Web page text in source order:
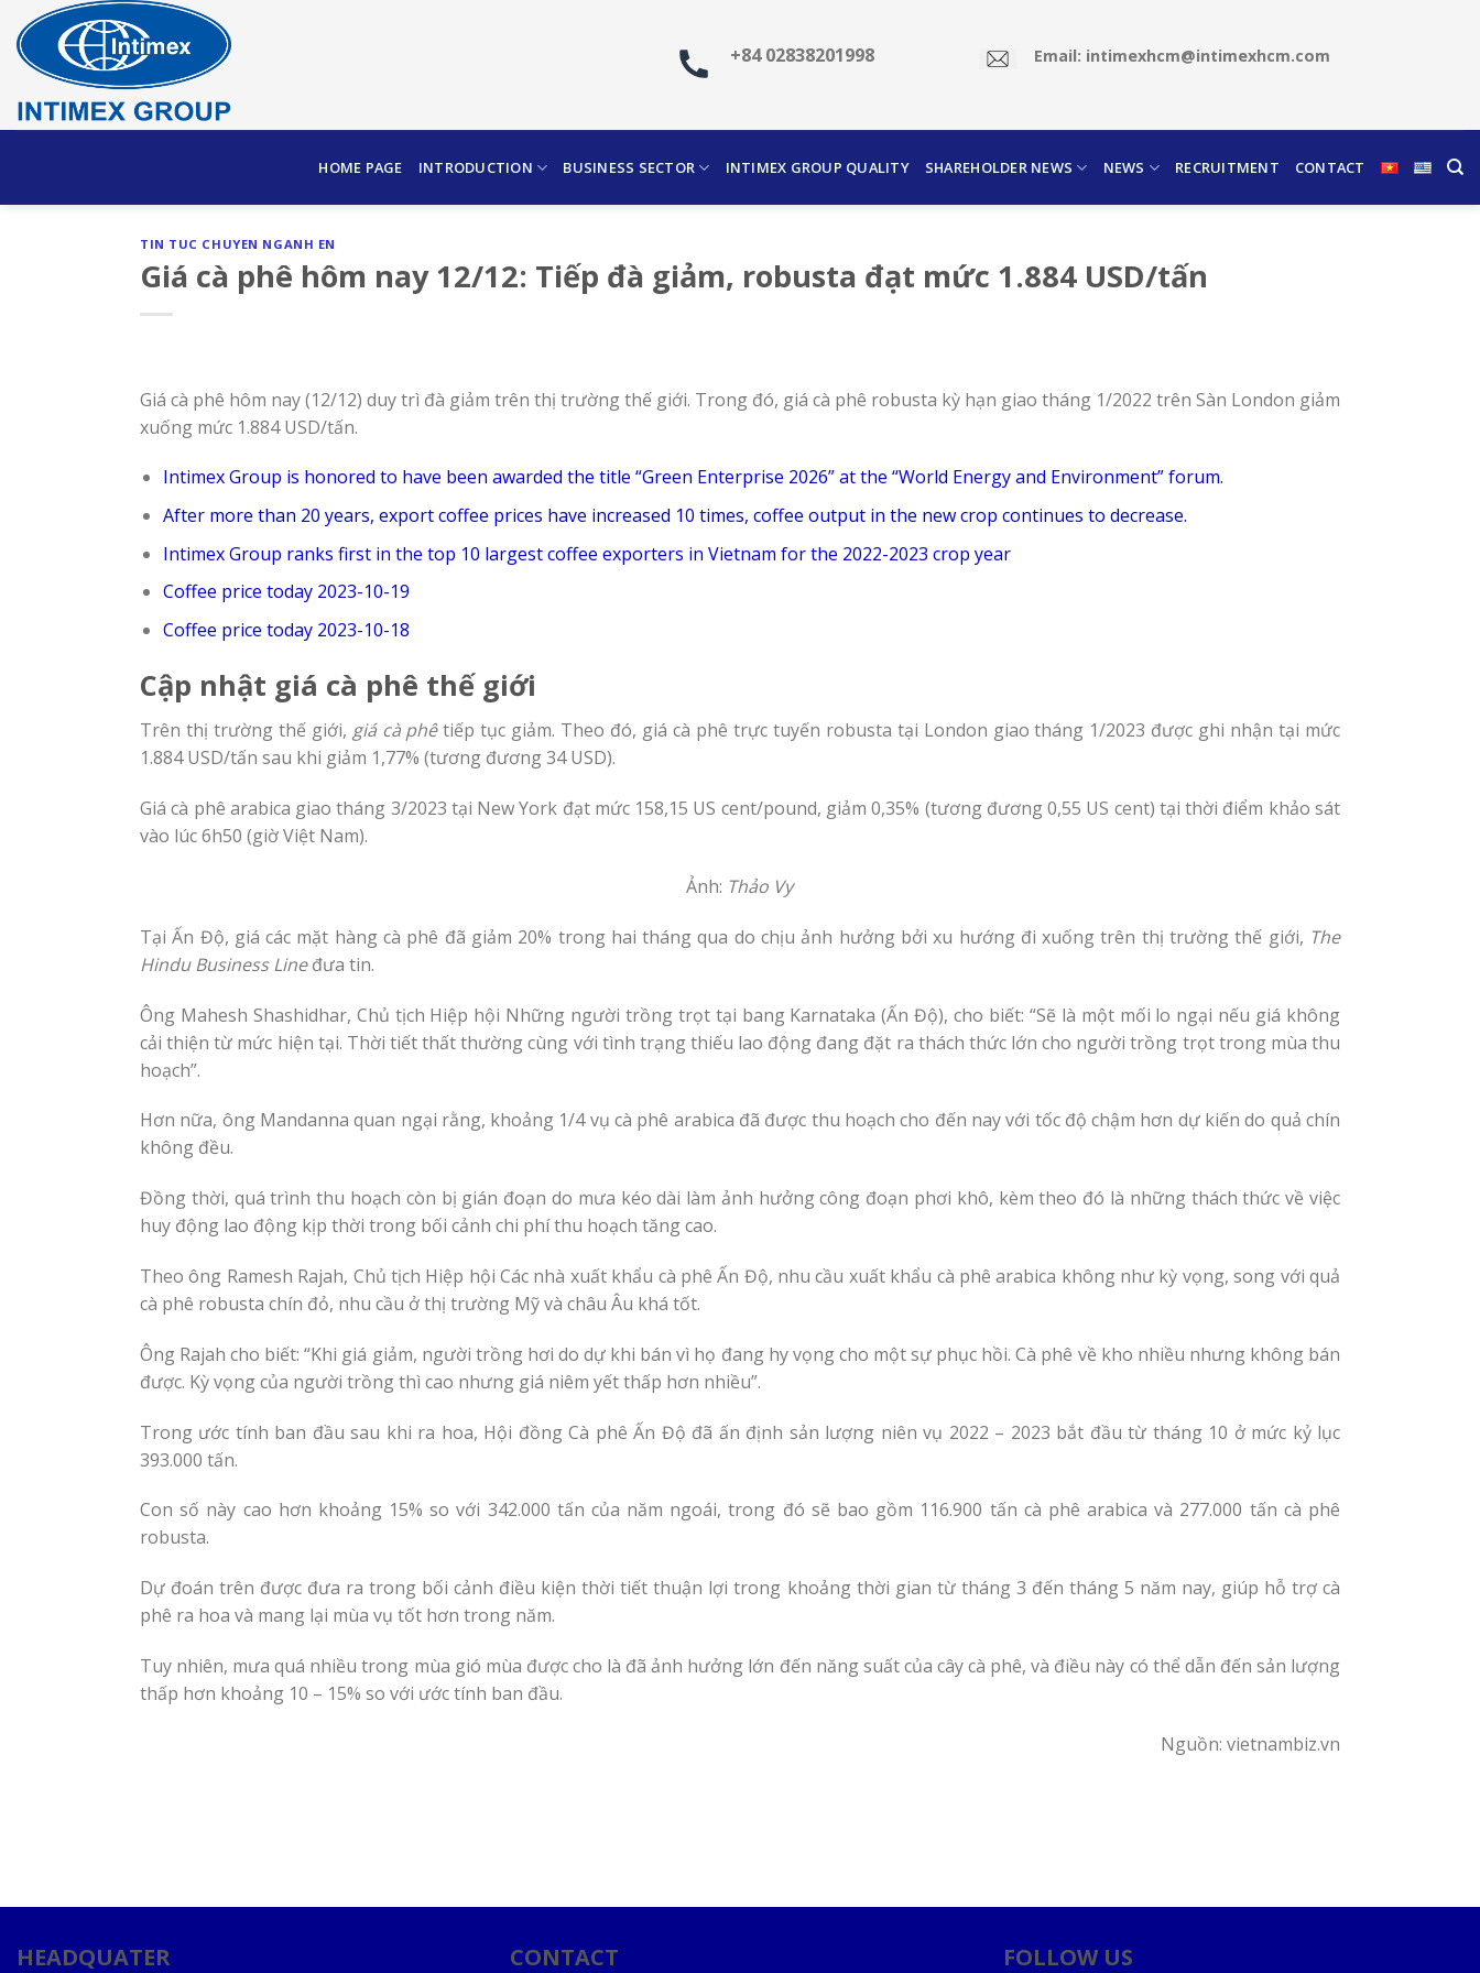
content
+84 02838201998 Email: intimexhcm@intimexhcm.com
HOME PAGE INTRODUCTION BUSINESS SECTOR INTIMEX GROUP QUALITY SHAREHOLDER NEWS NEWS RECRUITMENT CONTACT
TIN TUC CHUYEN NGANH EN
Giá cà phê hôm nay 12/12: Tiếp đà giảm, robusta đạt mức 1.884 USD/tấn
Giá cà phê hôm nay (12/12) duy trì đà giảm trên thị trường thế giới. Trong đó, giá cà phê robusta kỳ hạn giao tháng 1/2022 trên Sàn London giảm
xuống mức 1.884 USD/tấn.
Intimex Group is honored to have been awarded the title “Green Enterprise 2026” at the “World Energy and Environment” forum.
After more than 20 years, export coffee prices have increased 10 times, coffee output in the new crop continues to decrease.
Intimex Group ranks first in the top 10 largest coffee exporters in Vietnam for the 2022-2023 crop year
Coffee price today 2023-10-19
Coffee price today 2023-10-18
Cập nhật giá cà phê thế giới
Trên thị trường thế giới, giá cà phêtiếp tục giảm. Theo đó, giá cà phê trực tuyến robusta tại London giao tháng 1/2023 được ghi nhận tại mức
1.884 USD/tấn sau khi giảm 1,77% (tương đương 34 USD).
Giá cà phê arabica giao tháng 3/2023 tại New York đạt mức 158,15 US cent/pound, giảm 0,35% (tương đương 0,55 US cent) tại thời điểm khảo sát
vào lúc 6h50 (giờ Việt Nam).
Ảnh: Thảo Vy
Tại Ấn Độ, giá các mặt hàng cà phê đã giảm 20% trong hai tháng qua do chịu ảnh hưởng bởi xu hướng đi xuống trên thị trường thế giới, The
Hindu Business Lineđưa tin.
Ông Mahesh Shashidhar, Chủ tịch Hiệp hội Những người trồng trọt tại bang Karnataka (Ấn Độ), cho biết: “Sẽ là một mối lo ngại nếu giá không
cải thiện từ mức hiện tại. Thời tiết thất thường cùng với tình trạng thiếu lao động đang đặt ra thách thức lớn cho người trồng trọt trong mùa thu
hoạch”.
Hơn nữa, ông Mandanna quan ngại rằng, khoảng 1/4 vụ cà phê arabica đã được thu hoạch cho đến nay với tốc độ chậm hơn dự kiến ​​do quả chín
không đều.
Đồng thời, quá trình thu hoạch còn bị gián đoạn do mưa kéo dài làm ảnh hưởng công đoạn phơi khô, kèm theo đó là những thách thức về việc
huy động lao động kịp thời trong bối cảnh chi phí thu hoạch tăng cao.
Theo ông Ramesh Rajah, Chủ tịch Hiệp hội Các nhà xuất khẩu cà phê Ấn Độ, nhu cầu xuất khẩu cà phê arabica không như kỳ vọng, song với quả
cà phê robusta chín đỏ, nhu cầu ở thị trường Mỹ và châu Âu khá tốt.
Ông Rajah cho biết: “Khi giá giảm, người trồng hơi do dự khi bán vì họ đang hy vọng cho một sự phục hồi. Cà phê về kho nhiều nhưng không bán
được. Kỳ vọng của người trồng thì cao nhưng giá niêm yết thấp hơn nhiều”.
Trong ước tính ban đầu sau khi ra hoa, Hội đồng Cà phê Ấn Độ đã ấn định sản lượng niên vụ 2022 – 2023 bắt đầu từ tháng 10 ở mức kỷ lục
393.000 tấn.
Con số này cao hơn khoảng 15% so với 342.000 tấn của năm ngoái, trong đó sẽ bao gồm 116.900 tấn cà phê arabica và 277.000 tấn cà phê
robusta.
Dự đoán trên được đưa ra trong bối cảnh điều kiện thời tiết thuận lợi trong khoảng thời gian từ tháng 3 đến tháng 5 năm nay, giúp hỗ trợ cà
phê ra hoa và mang lại mùa vụ tốt hơn trong năm.
Tuy nhiên, mưa quá nhiều trong mùa gió mùa được cho là đã ảnh hưởng lớn đến năng suất của cây cà phê, và điều này có thể dẫn đến sản lượng
thấp hơn khoảng 10 – 15% so với ước tính ban đầu.
Nguồn: vietnambiz.vn
HEADQUATER CONTACT FOLLOW US